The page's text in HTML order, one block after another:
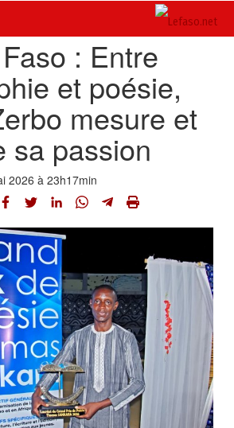
: Entre
et poésie,
mesure et
sa passion
2026 à 23h17min